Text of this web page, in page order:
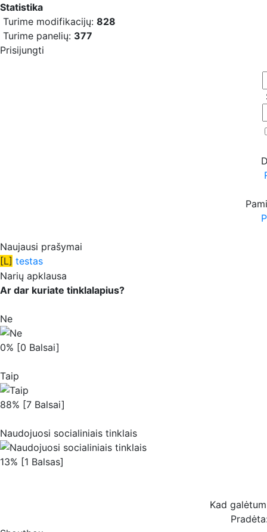
Statistika
Turime modifikacijų: 828
Turime panelių: 377
Prisijungti
Naujausi prašymai
[L] testas
Narių apklausa
Ar dar kuriate tinklalapius?
Ne
0% [0 Balsai]
Taip
88% [7 Balsai]
Naudojuosi socialiniais tinklais
13% [1 Balsas]
Kad